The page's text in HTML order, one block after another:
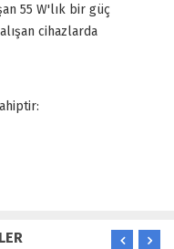
55 W'lık bir güç
cihazlarda